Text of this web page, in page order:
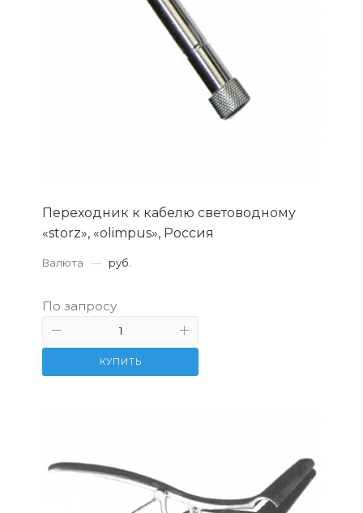
Переходник к кабелю световодному
«storz», «olimpus», Россия
Валюта — руб.
По запросу
КУПИТЬ